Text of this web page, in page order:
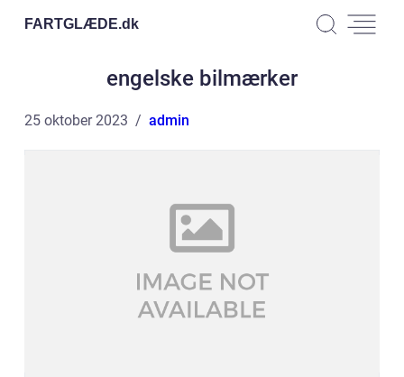
FARTGLÆDE.dk
engelske bilmærker
25 oktober 2023 admin